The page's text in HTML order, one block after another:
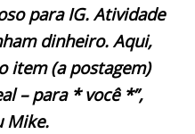
para IG. Atividade
dinheiro. Aqui,
item (a postagem)
– para * você *”,
Mike.